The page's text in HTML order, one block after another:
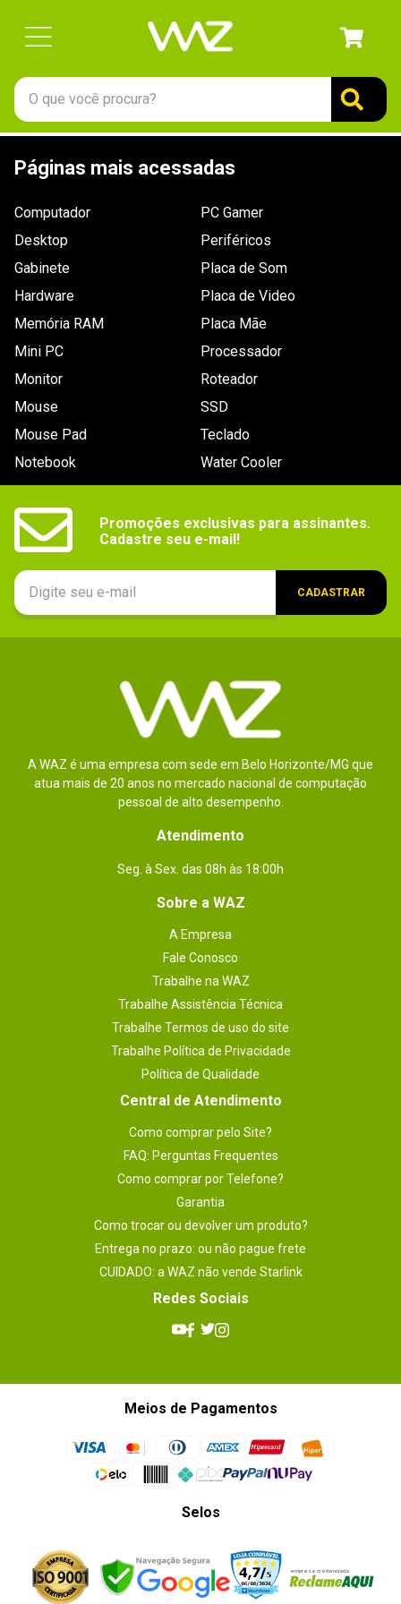
O que você procura?
Páginas mais acessadas
Computador
Desktop
Gabinete
Hardware
Memória RAM
Mini PC
Monitor
Mouse
Mouse Pad
Notebook
PC Gamer
Periféricos
Placa de Som
Placa de Video
Placa Mãe
Processador
Roteador
SSD
Teclado
Water Cooler
Promoções exclusivas para assinantes.
Cadastre seu e-mail!
CADASTRAR
A WAZ é uma empresa com sede em Belo Horizonte/MG que
atua mais de 20 anos no mercado nacional de computação
pessoal de alto desempenho.
Atendimento
Seg. à Sex. das 08h às 18:00h
Sobre a WAZ
A Empresa
Fale Conosco
Trabalhe na WAZ
Trabalhe Assistência Técnica
Trabalhe Termos de uso do site
Trabalhe Política de Privacidade
Política de Qualidade
Central de Atendimento
Como comprar pelo Site?
FAQ: Perguntas Frequentes
Como comprar por Telefone?
Garantia
Como trocar ou devolver um produto?
Entrega no prazo: ou não pague frete
CUIDADO: a WAZ não vende Starlink
Redes Sociais
Meios de Pagamentos
Selos
1º
gabinete
ssd
teclado
openbox
mouse
jonsbo
controle